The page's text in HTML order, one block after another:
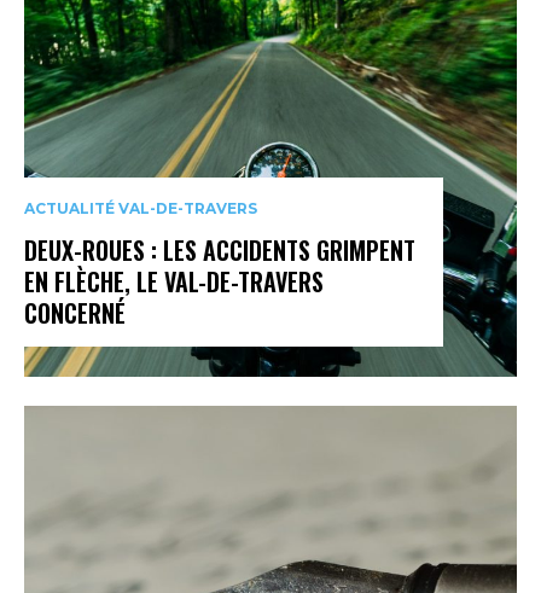
ACTUALITÉ VAL-DE-TRAVERS
DEUX-ROUES : LES ACCIDENTS GRIMPENT
EN FLÈCHE, LE VAL-DE-TRAVERS
CONCERNÉ